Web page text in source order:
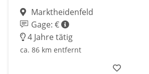
Marktheidenfeld
Gage: €
4 Jahre tätig
ca. 86 km entfernt